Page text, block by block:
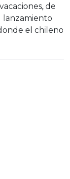
de
lanzamiento
el chileno